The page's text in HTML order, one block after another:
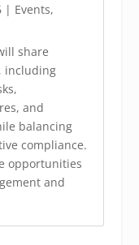
| Events,
share
including
and
balancing
compliance.
opportunities
and